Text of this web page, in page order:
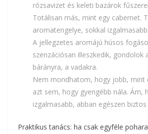
rózsavizet és keleti bazárok
Totálisan más, mint egy cabernet.
aromatengelye, sokkal izgalmasabb.
A jellegzetes aromájú húsos
szenzációsan illeszkedik, gondolok
bárányra, a vadakra.
Nem mondhatom, hogy jobb, mint
azt sem, hogy gyengébb nála. Ám,
izgalmasabb, abban egészen biztos
Praktikus tanács: ha csak egyféle